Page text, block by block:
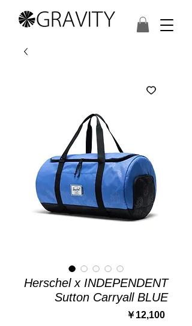
Herschel x INDEPENDENT
Sutton Carryall BLUE
￥12,100価